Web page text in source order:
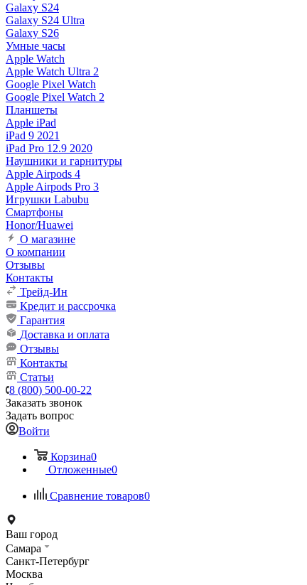
Galaxy S24
Galaxy S24 Ultra
Galaxy S26
Умные часы
Apple Watch
Apple Watch Ultra 2
Google Pixel Watch
Google Pixel Watch 2
Планшеты
Apple iPad
iPad 9 2021
iPad Pro 12.9 2020
Наушники и гарнитуры
Apple Airpods 4
Apple Airpods Pro 3
Игрушки Labubu
Смартфоны
Honor/Huawei
О магазине
О компании
Отзывы
Контакты
Трейд-Ин
Кредит и рассрочка
Гарантия
Доставка и оплата
Отзывы
Контакты
Статьи
8 (800) 500-00-22
Заказать звонок
Задать вопрос
Войти
Корзина0
Отложенные0
Сравнение товаров0
Ваш город
Самара
Санкт-Петербург
Москва